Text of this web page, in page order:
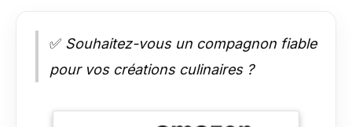
✅ Souhaitez-vous un compagnon fiable
pour vos créations culinaires ?